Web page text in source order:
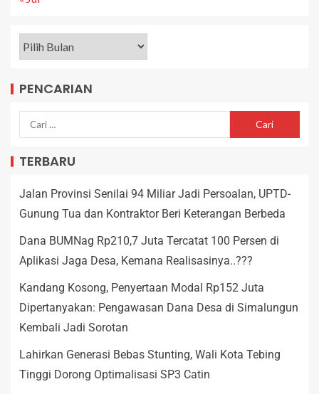
PENCARIAN
TERBARU
Jalan Provinsi Senilai 94 Miliar Jadi Persoalan, UPTD-
Gunung Tua dan Kontraktor Beri Keterangan Berbeda
Dana BUMNag Rp210,7 Juta Tercatat 100 Persen di
Aplikasi Jaga Desa, Kemana Realisasinya..???
Kandang Kosong, Penyertaan Modal Rp152 Juta
Dipertanyakan: Pengawasan Dana Desa di Simalungun
Kembali Jadi Sorotan
Lahirkan Generasi Bebas Stunting, Wali Kota Tebing
Tinggi Dorong Optimalisasi SP3 Catin